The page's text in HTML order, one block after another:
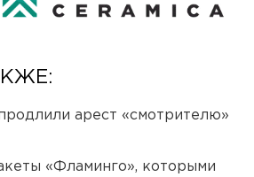
арест «смотрителю»
«Фламинго», которыми